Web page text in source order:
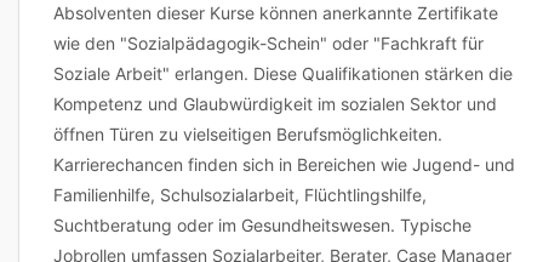
Absolventen dieser Kurse können anerkannte Zertifikate
wie den "Sozialpädagogik-Schein" oder "Fachkraft für
Soziale Arbeit" erlangen. Diese Qualifikationen stärken die
Kompetenz und Glaubwürdigkeit im sozialen Sektor und
öffnen Türen zu vielseitigen Berufsmöglichkeiten.
Karrierechancen finden sich in Bereichen wie Jugend- und
Familienhilfe, Schulsozialarbeit, Flüchtlingshilfe,
Suchtberatung oder im Gesundheitswesen. Typische
Jobrollen umfassen Sozialarbeiter, Berater, Case Manager